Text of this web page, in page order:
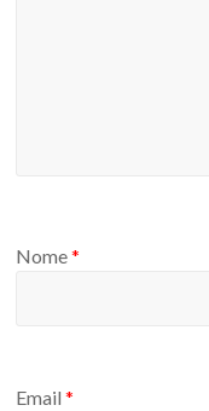
Nome*
Email*